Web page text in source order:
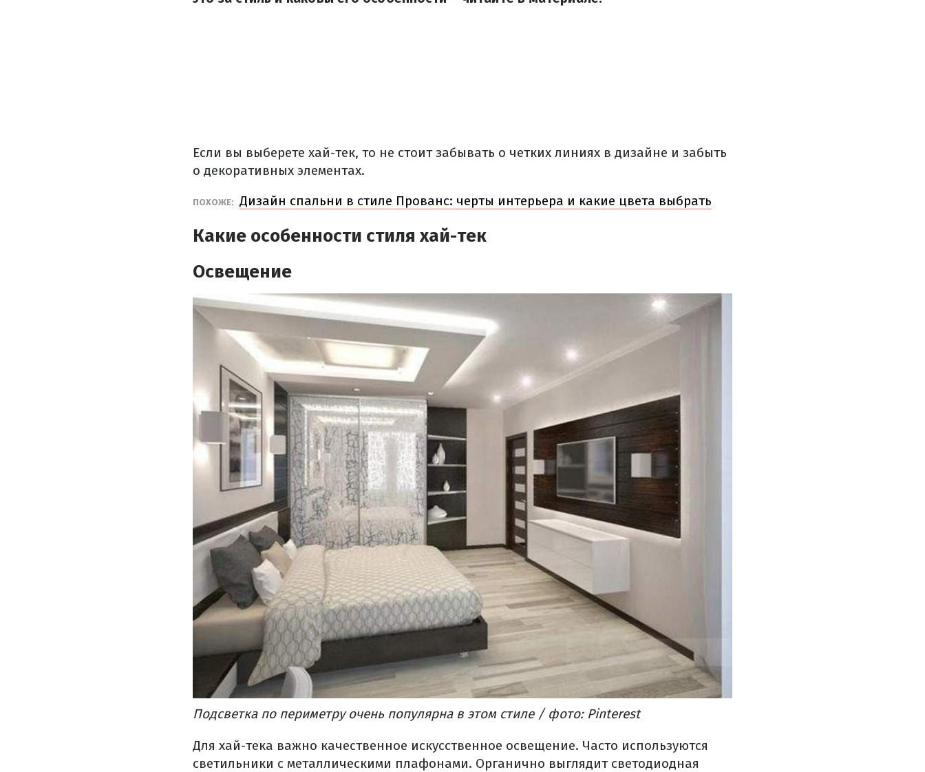
Если вы выберете хай-тек, то не стоит забывать о четких линиях в дизайне и забыть
о декоративных элементах.
ПОХОЖЕ: Дизайн спальни в стиле Прованс: черты интерьера и какие цвета выбрать
Какие особенности стиля хай-тек
Освещение
Подсветка по периметру очень популярна в этом стиле / фото: Pinterest
Для хай-тека важно качественное искусственное освещение. Часто используются
светильники с металлическими плафонами. Органично выглядит светодиодная